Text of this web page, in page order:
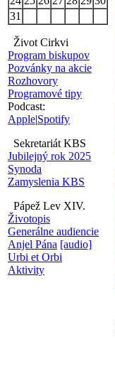
31
Život Cirkvi
Program biskupov
Pozvánky na akcie
Rozhovory
Programové tipy
Podcast:
Apple|Spotify
Sekretariát KBS
Jubilejný rok 2025
Synoda
Zamyslenia KBS
Pápež Lev XIV.
Životopis
Generálne audiencie
Anjel Pána [audio]
Urbi et Orbi
Aktivity